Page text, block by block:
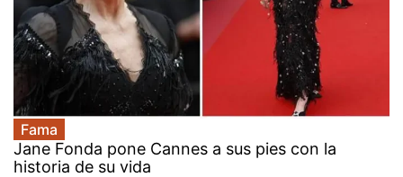
Fama
Jane Fonda pone Cannes a sus pies con la
historia de su vida